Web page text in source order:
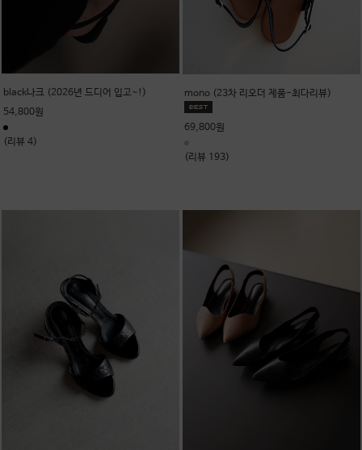
black나크 (2026년 드디어 입고~!)
54,800원
(리뷰 4)
mono (23차 리오더 제품-최다리뷰)
69,800원
(리뷰 193)